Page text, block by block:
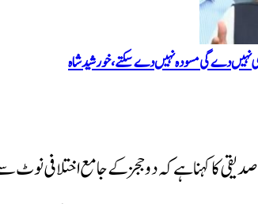
نہیں دے گی مسودہ نہیں دے سکتے، خورشید شاہ
کہ دو ججز کے جامع اختلافی نوٹ سے ثابت ہوگیا 8 ججز کا فیصلہ انتہائی متنازع ہے، کیا وہ اس آئین شکن فیصلے کی